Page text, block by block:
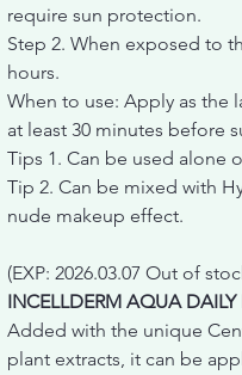
require sun protection.
Step 2. When exposed to
hours.
When to use: Apply as the
at least 30 minutes before
Tips 1. Can be used alone
Tip 2. Can be mixed with
nude makeup effect.
(EXP: 2026.03.07 Out of
INCELLDERM AQUA DAILY
Added with the unique
plant extracts, it can be